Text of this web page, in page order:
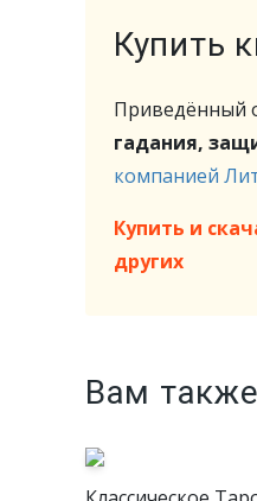
Купить
Приведённый
гадания,
компанией
Купить и
других
Вам